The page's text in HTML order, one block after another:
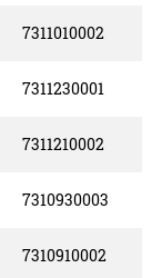
7311010002
7311230001
7311210002
7310930003
7310910002